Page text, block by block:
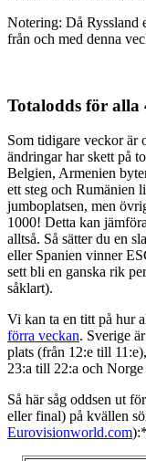
Notering: Då Ryssland
från och med denna
Totalodds för alla
Som tidigare veckor är
ändringar har skett på
Belgien, Armenien
ett steg och Rumänien
jumboplatsen, men
1000! Detta kan
alltså. Så sätter du en
eller Spanien vinner
sett bli en ganska rik
såklart).
Vi kan ta en titt på hur
förra veckan. Sverige
plats (från 12:e till
23:a till 22:a och
Så här såg oddsen ut
eller final) på kvällen
Eurovisionworld.com):*